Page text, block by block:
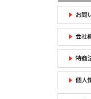
スリムサーモス
ボトル200ml
¥1,339/50